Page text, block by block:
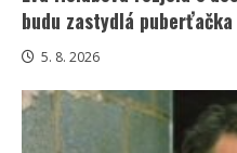
budu zastydlá puberťačka
5. 8. 2026